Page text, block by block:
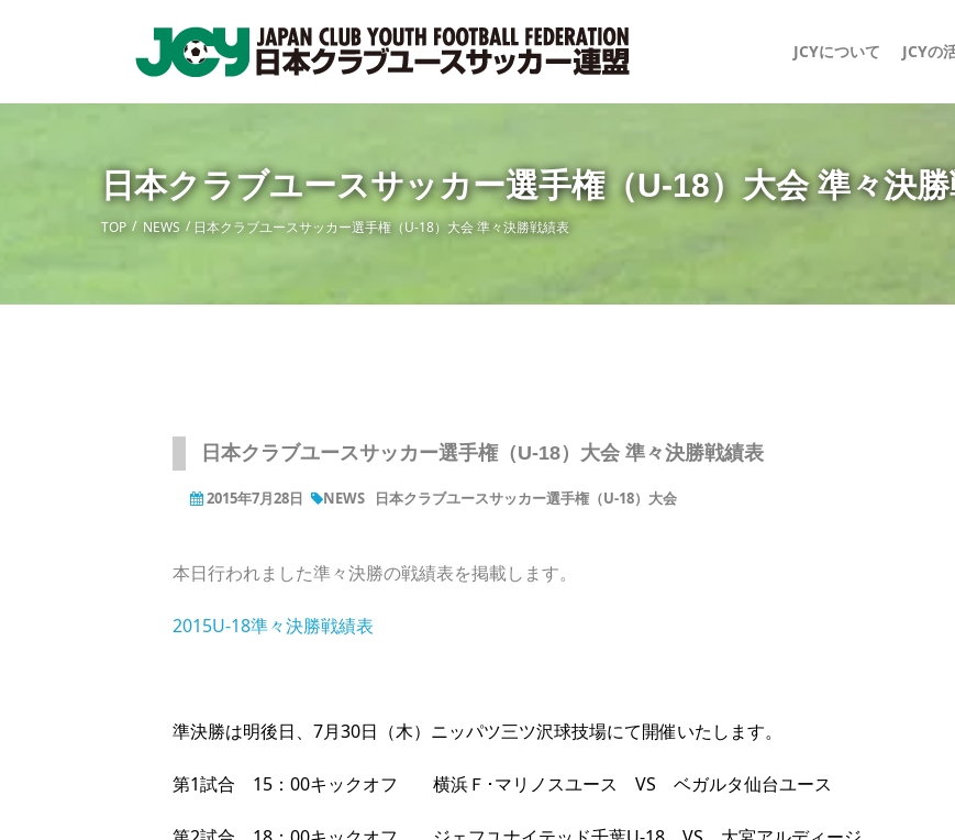
JCYについて JCYの
日本クラブユースサッカー選手権（U-18）大会 準々決
TOP NEWS 日本クラブユースサッカー選手権（U-18）大会 準々決勝戦績表
日本クラブユースサッカー選手権（U-18）大会 準々決勝戦績表
2015年7月28日 NEWS 日本クラブユースサッカー選手権（U-18）大会
本日行われました準々決勝の戦績表を掲載します。
2015U-18準々決勝戦績表
準決勝は明後日、7月30日（木）ニッパツ三ツ沢球技場にて開催いたします。
第1試合 15：00キックオフ 横浜Ｆ･マリノスユース VS ベガルタ仙台ユース